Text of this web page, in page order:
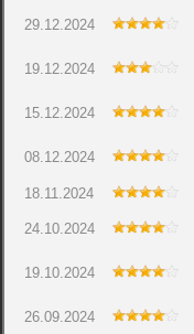
29.12.2024
19.12.2024
15.12.2024
08.12.2024
18.11.2024
24.10.2024
19.10.2024
26.09.2024